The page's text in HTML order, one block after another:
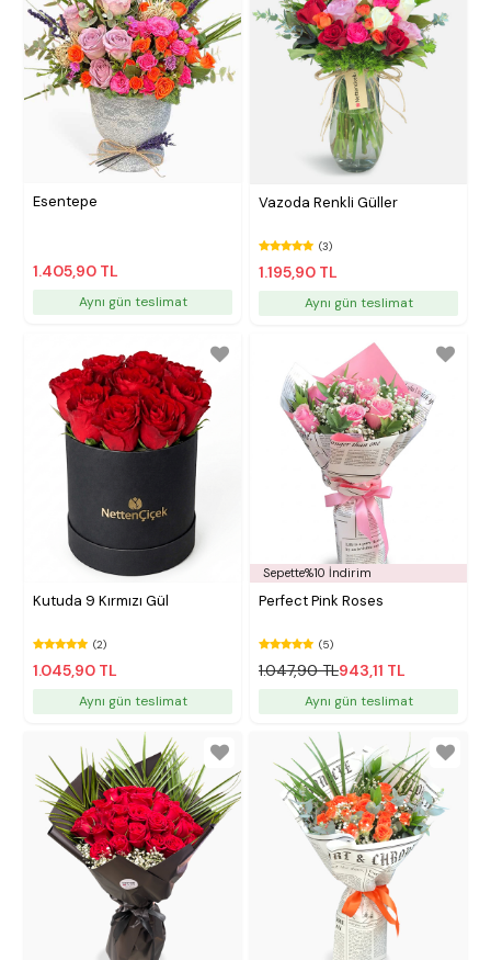
Esentepe
1.405,90 TL
Aynı gün teslimat
Vazoda Renkli Güller
(3)
1.195,90 TL
Aynı gün teslimat
Kutuda 9 Kırmızı Gül
(2)
1.045,90 TL
Aynı gün teslimat
Sepette%10 İndirim
Perfect Pink Roses
(5)
1.047,90 TL943,11 TL
Aynı gün teslimat